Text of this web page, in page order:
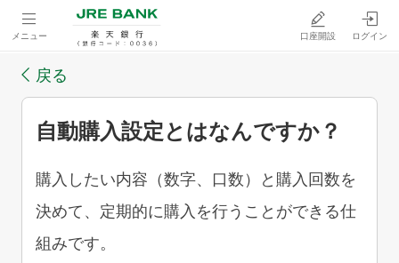
メニュー 口座開設 ログイン
戻る
自動購入設定とはなんですか？
購入したい内容（数字、口数）と購入回数を
決めて、定期的に購入を行うことができる仕
組みです。